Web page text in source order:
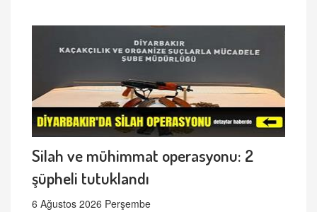
Silah ve mühimmat operasyonu: 2
şüpheli tutuklandı
6 Ağustos 2026 Perşembe